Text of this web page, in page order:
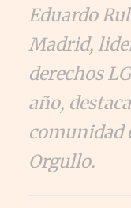
Eduardo
Madrid,
derechos
año,
comunidad
Orgullo.